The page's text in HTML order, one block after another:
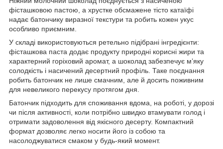
фісташковою пастою, а хрустке обсмажене тісто катаїфі
надає батончику виразної текстури та робить кожен укус
особливо приємним.
У складі використовуються ретельно підібрані інгредієнти:
фісташкова паста додає продукту природні корисні жири та
характерний горіховий аромат, а шоколад забезпечує м’яку
солодкість і насичений десертний профіль. Таке поєднання
робить батончик не лише смачним, але й досить поживним
для невеликого перекусу протягом дня.
Батончик підходить для споживання вдома, на роботі, у дорозі
чи після активності, коли потрібно швидко втамувати голод і
отримати задоволення від якісного десерту. Компактний
формат дозволяє легко носити його із собою та
насолоджуватися смаком у будь-який момент.